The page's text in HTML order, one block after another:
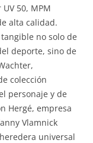
50, MPM
alta calidad.
no solo de
deporte, sino de
colección
personaje y de
Hergé, empresa
Vlamnick
universal